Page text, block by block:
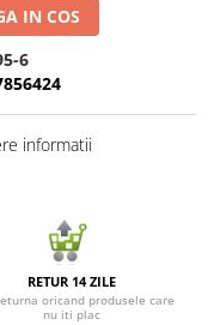
IN COS
6
informatii
RETUR 14 ZILE
oricand produsele care
nu iti plac